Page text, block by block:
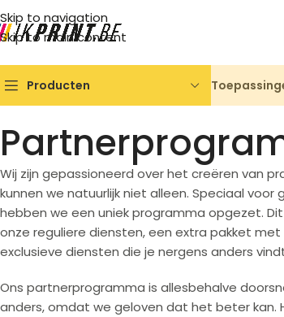
Skip to navigation
Skip to main content
Producten
Wij zijn gepassioneerd over het creëren van
kunnen we natuurlijk niet alleen. Speciaal voor
hebben we een uniek programma opgezet.
onze reguliere diensten, een extra pakket
exclusieve diensten die je nergens anders
Ons partnerprogramma is allesbehalve
anders, omdat we geloven dat het beter